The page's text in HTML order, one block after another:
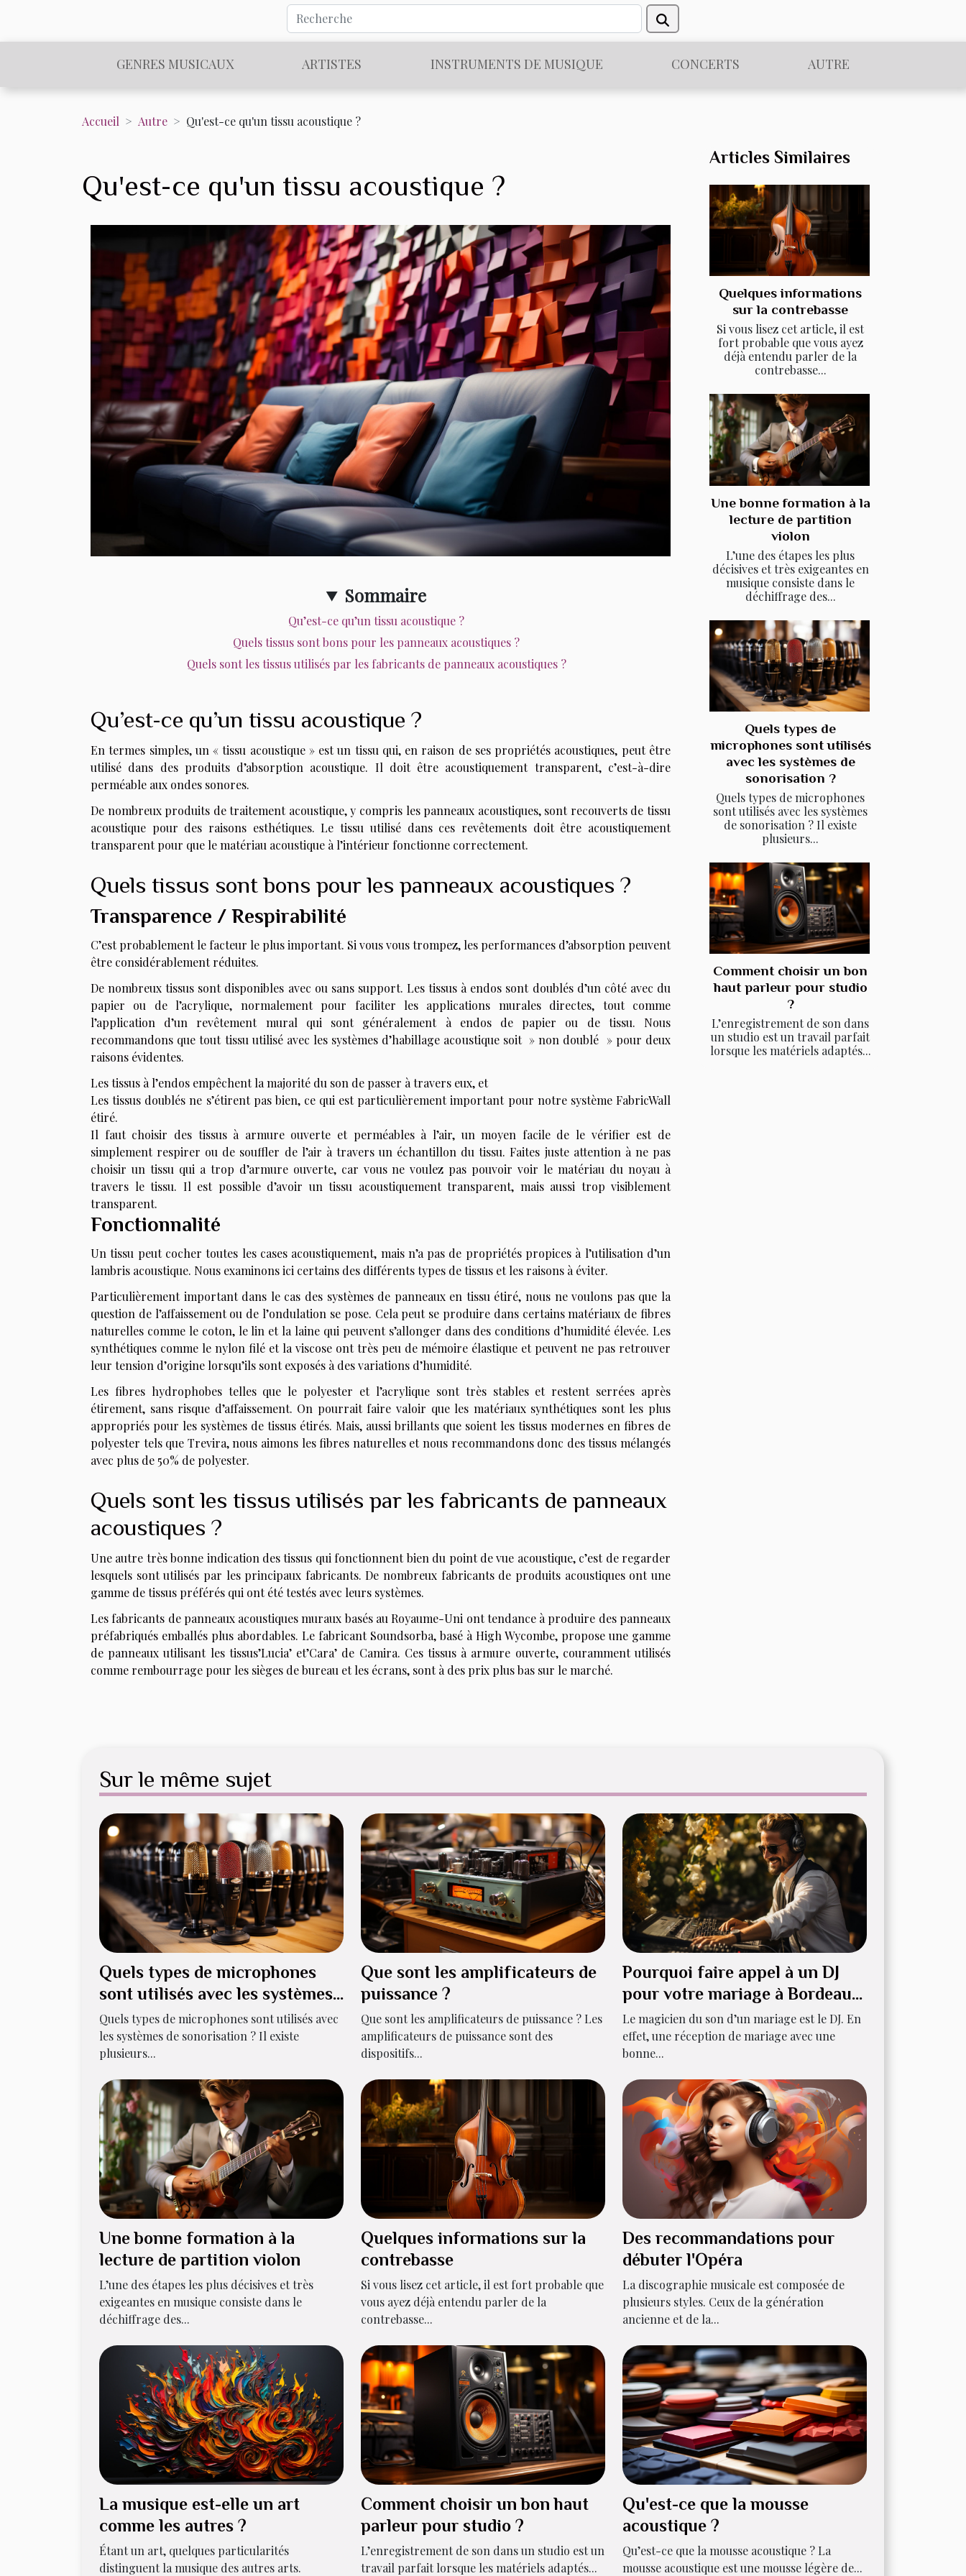
GENRES MUSICAUX ARTISTES INSTRUMENTS DE MUSIQUE CONCERTS AUTRE
Accueil Autre Qu'est-ce qu'un tissu acoustique ?
Qu'est-ce qu'un tissu acoustique ?
Sommaire
Qu’est-ce qu’un tissu acoustique ?
Quels tissus sont bons pour les panneaux acoustiques ?
Quels sont les tissus utilisés par les fabricants de panneaux acoustiques ?
Qu’est-ce qu’un tissu acoustique ?
En termes simples, un « tissu acoustique » est un tissu qui, en raison de ses propriétés acoustiques, peut être
utilisé dans des produits d’absorption acoustique. Il doit être acoustiquement transparent, c’est-à-dire
perméable aux ondes sonores.
De nombreux produits de traitement acoustique, y compris les panneaux acoustiques, sont recouverts de tissu
acoustique pour des raisons esthétiques. Le tissu utilisé dans ces revêtements doit être acoustiquement
transparent pour que le matériau acoustique à l’intérieur fonctionne correctement.
Quels tissus sont bons pour les panneaux acoustiques ?
Transparence / Respirabilité
C’est probablement le facteur le plus important. Si vous vous trompez, les performances d’absorption peuvent
être considérablement réduites.
De nombreux tissus sont disponibles avec ou sans support. Les tissus à endos sont doublés d’un côté avec du
papier ou de l’acrylique, normalement pour faciliter les applications murales directes, tout comme
l’application d’un revêtement mural qui sont généralement à endos de papier ou de tissu. Nous
recommandons que tout tissu utilisé avec les systèmes d’habillage acoustique soit » non doublé » pour deux
raisons évidentes.
Les tissus à l’endos empêchent la majorité du son de passer à travers eux, et
Les tissus doublés ne s’étirent pas bien, ce qui est particulièrement important pour notre système FabricWall
étiré.
Il faut choisir des tissus à armure ouverte et perméables à l’air, un moyen facile de le vérifier est de
simplement respirer ou de souffler de l’air à travers un échantillon du tissu. Faites juste attention à ne pas
choisir un tissu qui a trop d’armure ouverte, car vous ne voulez pas pouvoir voir le matériau du noyau à
travers le tissu. Il est possible d’avoir un tissu acoustiquement transparent, mais aussi trop visiblement
transparent.
Fonctionnalité
Un tissu peut cocher toutes les cases acoustiquement, mais n’a pas de propriétés propices à l’utilisation d’un
lambris acoustique. Nous examinons ici certains des différents types de tissus et les raisons à éviter.
Particulièrement important dans le cas des systèmes de panneaux en tissu étiré, nous ne voulons pas que la
question de l’affaissement ou de l’ondulation se pose. Cela peut se produire dans certains matériaux de fibres
naturelles comme le coton, le lin et la laine qui peuvent s’allonger dans des conditions d’humidité élevée. Les
synthétiques comme le nylon filé et la viscose ont très peu de mémoire élastique et peuvent ne pas retrouver
leur tension d’origine lorsqu’ils sont exposés à des variations d’humidité.
Les fibres hydrophobes telles que le polyester et l’acrylique sont très stables et restent serrées après
étirement, sans risque d’affaissement. On pourrait faire valoir que les matériaux synthétiques sont les plus
appropriés pour les systèmes de tissus étirés. Mais, aussi brillants que soient les tissus modernes en fibres de
polyester tels que Trevira, nous aimons les fibres naturelles et nous recommandons donc des tissus mélangés
avec plus de 50% de polyester.
Quels sont les tissus utilisés par les fabricants de panneaux
acoustiques ?
Une autre très bonne indication des tissus qui fonctionnent bien du point de vue acoustique, c’est de regarder
lesquels sont utilisés par les principaux fabricants. De nombreux fabricants de produits acoustiques ont une
gamme de tissus préférés qui ont été testés avec leurs systèmes.
Les fabricants de panneaux acoustiques muraux basés au Royaume-Uni ont tendance à produire des panneaux
préfabriqués emballés plus abordables. Le fabricant Soundsorba, basé à High Wycombe, propose une gamme
de panneaux utilisant les tissus’Lucia’ et’Cara’ de Camira. Ces tissus à armure ouverte, couramment utilisés
comme rembourrage pour les sièges de bureau et les écrans, sont à des prix plus bas sur le marché.
Articles Similaires
Quelques informations
sur la contrebasse
Si vous lisez cet article, il est
fort probable que vous ayez
déjà entendu parler de la
contrebasse...
Une bonne formation à la
lecture de partition
violon
L’une des étapes les plus
décisives et très exigeantes en
musique consiste dans le
déchiffrage des...
Quels types de
microphones sont utilisés
avec les systèmes de
sonorisation ?
Quels types de microphones
sont utilisés avec les systèmes
de sonorisation ? Il existe
plusieurs...
Comment choisir un bon
haut parleur pour studio
?
L’enregistrement de son dans
un studio est un travail parfait
lorsque les matériels adaptés...
Sur le même sujet
Quels types de microphones
sont utilisés avec les systèmes
de sonorisation ?
Quels types de microphones sont utilisés avec
les systèmes de sonorisation ? Il existe
plusieurs...
Que sont les amplificateurs de
puissance ?
Que sont les amplificateurs de puissance ? Les
amplificateurs de puissance sont des
dispositifs...
Pourquoi faire appel à un DJ
pour votre mariage à Bordeaux
?
Le magicien du son d’un mariage est le DJ. En
effet, une réception de mariage avec une
bonne...
Une bonne formation à la
lecture de partition violon
L’une des étapes les plus décisives et très
exigeantes en musique consiste dans le
déchiffrage des...
Quelques informations sur la
contrebasse
Si vous lisez cet article, il est fort probable que
vous ayez déjà entendu parler de la
contrebasse...
Des recommandations pour
débuter l'Opéra
La discographie musicale est composée de
plusieurs styles. Ceux de la génération
ancienne et de la...
La musique est-elle un art
comme les autres ?
Étant un art, quelques particularités
distinguent la musique des autres arts.
Comment choisir un bon haut
parleur pour studio ?
L’enregistrement de son dans un studio est un
travail parfait lorsque les matériels adaptés...
Qu'est-ce que la mousse
acoustique ?
Qu’est-ce que la mousse acoustique ? La
mousse acoustique est une mousse légère de...